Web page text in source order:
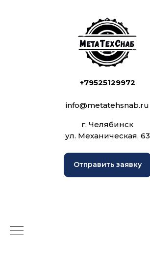
+79525129972
info@metatehsnab.ru
г. Челябинск
ул. Механическая, 63
Отправить заявку